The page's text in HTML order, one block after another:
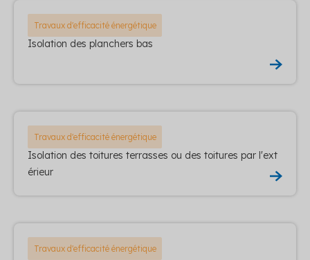
Travaux d'efficacité énergétique
Isolation des planchers bas
Travaux d'efficacité énergétique
Isolation des toitures terrasses ou des toitures par l'ext
érieur
Travaux d'efficacité énergétique